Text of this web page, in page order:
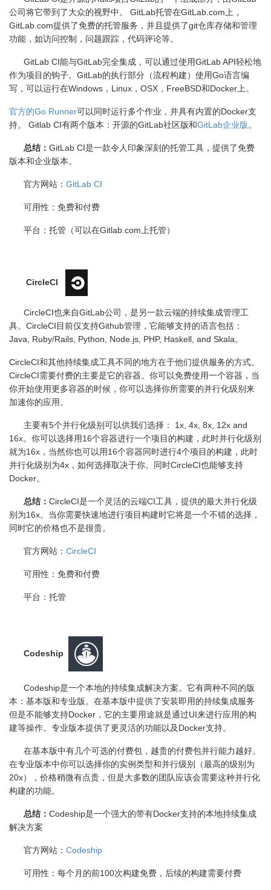
公司将它带到了大众的视野中。
GitLab托管在GitLab.com 上，
GitLab.com提供了免费的托管服务，并且提供了git仓库存储和管理
功能，如访问控制，问题跟踪，代码评论等。
GitLab CI能与GitLab完全集成，可以通过使用GitLab API轻松地
作为项目的钩子。 GitLab的执行部分（流程构建）使用Go语言编
写，可以运行在Windows ， Linux ， OSX ， FreeBSD和Docker 上。
官方的Go Runner可以同时运行多个作业，并具有内置的Docker支
持。
Gitlab CI有两个版本：开源的GitLab社区版和GitLab企业版。
总结： GitLab CI是一款令人印象深刻的托管工具，提供了免费
版本和企业版本。
官方网站： GitLab CI
可用性：免费和付费
平台：托管（可以在Gitlab.com 上托管）
CircleCI
CircleCI也来自GitLab公司，是另一款云端的持续集成管理工
具。 CircleCI目前仅支持Github管理，它能够支持的语言包括：
Java, Ruby/Rails, Python, Node.js, PHP, Haskell, and Skala。
CircleCI和其他持续集成工具不同的地方在于他们提供服务的方式。
CircleCI需要付费的主要是它的容器。你可以免费使用一个容器，当
你开始使用更多容器的时候，你可以选择你所需要的并行化级别来
加速你的应用。
主要有5个并行化级别可以供我们选择：
1x, 4x, 8x, 12x and
16x。你可以选择用16个容器进行一个项目的构建，此时并行化级别
就为16x ，当然你也可以用16个容器同时进行4个项目的构建，此时
并行化级别为4x ，如何选择取决于你。同时CircleCI也能够支持
Docker。
总结： CircleCI是一个灵活的云端CI工具，提供的最大并行化级
别为16x。当你需要快速地进行项目构建时它将是一个不错的选择，
同时它的价格也不是很贵。
官方网站： CircleCI
可用性：免费和付费
平台：托管
Codeship
Codeship是一个本地的持续集成解决方案。它有两种不同的版
本：基本版和专业版。在基本版中提供了安装即用的持续集成服务
但是不能够支持Docker ，它的主要用途就是通过UI来进行应用的构
建等操作。专业版本提供了更灵活的功能以及Docker支持。
在基本版中有几个可选的付费包，越贵的付费包并行能力越好。
在专业版本中你可以选择你的实例类型和并行级别（最高的级别为
20x），价格稍微有点贵，但是大多数的团队应该会需要这种并行化
构建的功能。
总结： Codeship是一个强大的带有Docker支持的本地持续集成
解决方案
官方网站： Codeship
可用性：每个月的前100次构建免费，后续的构建需要付费